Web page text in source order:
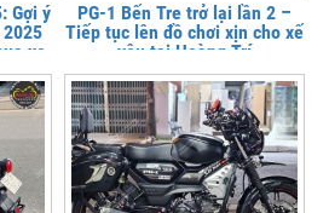
Gợi ý
xe
PG-1 Bến Tre trở lại lần 2 –
Tiếp tục lên đồ chơi xịn cho xế
yêu tại Hoàng Trí